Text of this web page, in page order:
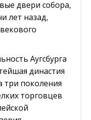
двери собора,
лет назад,
Аугсбурга
династия
три поколения
торговцев